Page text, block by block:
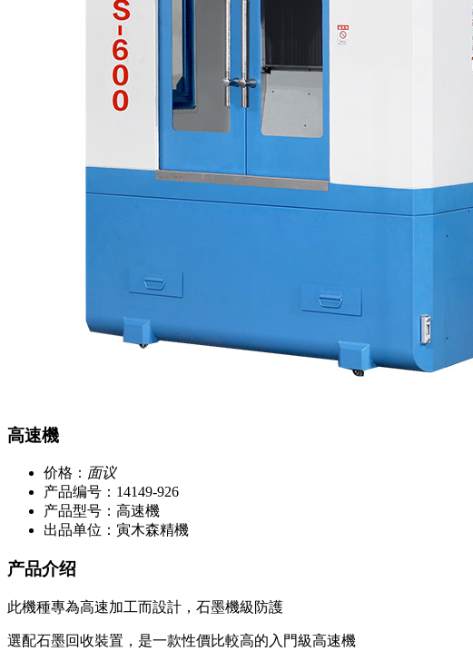
高速機
价格： 面议
产品编号：14149-926
产品型号：高速機
出品单位：寅木森精機
产品介绍
此機種專為高速加工而設計， 石墨機級防護
選配石墨回收裝置，是一款性價比較高的 入門級高速機